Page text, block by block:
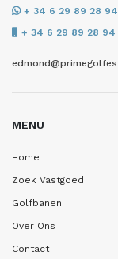
+ 34 6 29 89 28 94
+ 34 6 29 89 28 94
MENU
Home
Zoek Vastgoed
Golfbanen
Over Ons
Contact